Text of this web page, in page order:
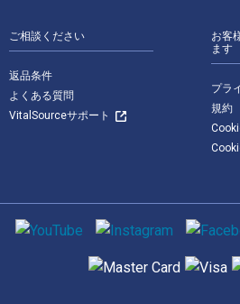
ご相談ください
返品条件
よくある質問
VitalSourceサポート
お客
ます
プラ
規約
ソーシャルメディア
サポートされている支払い方法